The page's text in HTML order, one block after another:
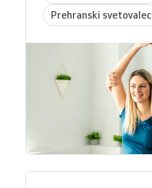
Prehranski svetovalec